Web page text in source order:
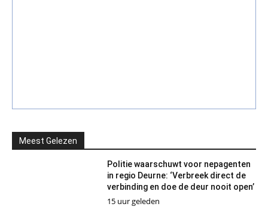
Meest Gelezen
Politie waarschuwt voor nepagenten
in regio Deurne: ‘Verbreek direct de
verbinding en doe de deur nooit open’
15 uur geleden